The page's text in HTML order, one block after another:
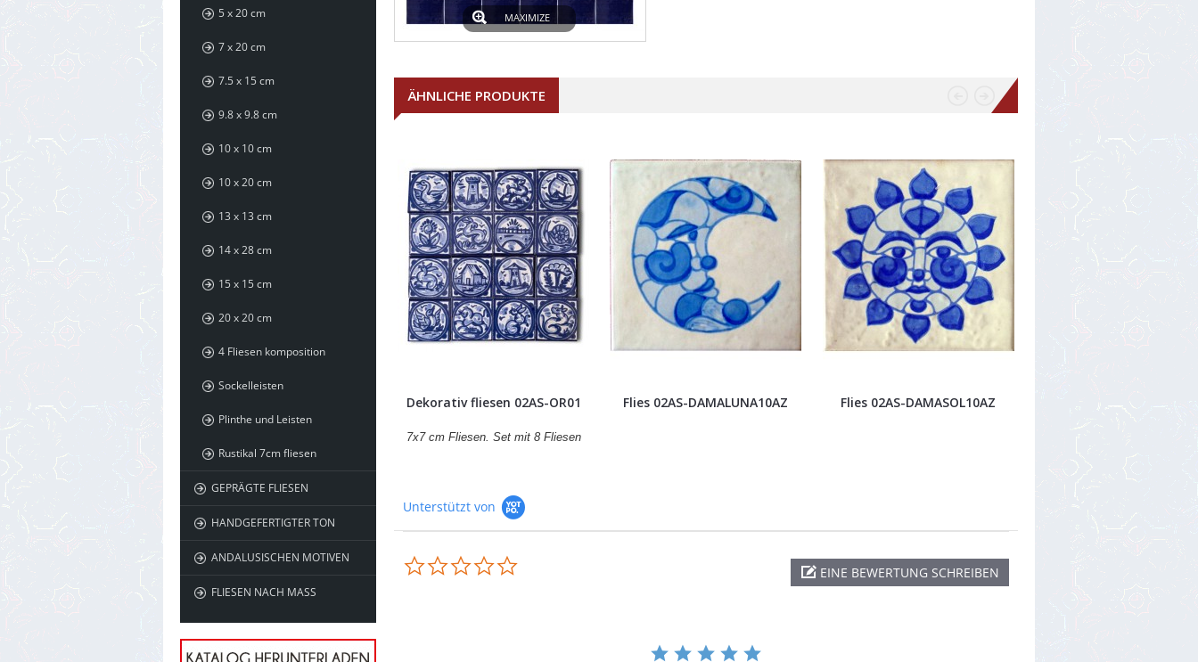
5 x 20 cm
7 x 20 cm
7.5 x 15 cm
9.8 x 9.8 cm
10 x 10 cm
10 x 20 cm
13 x 13 cm
14 x 28 cm
15 x 15 cm
20 x 20 cm
4 Fliesen komposition
Sockelleisten
Plinthe und Leisten
Rustikal 7cm fliesen
GEPRÄGTE FLIESEN
HANDGEFERTIGTER TON
ANDALUSISCHEN MOTIVEN
FLIESEN NACH MASS
MAXIMIZE
ÄHNLICHE PRODUKTE
Dekorativ fliesen 02AS-OR01
7x7 cm Fliesen. Set mit 8 Fliesen
Flies 02AS-DAMALUNA10AZ Flies 02AS-DAMASOL10AZ
Unterstützt von
EINE BEWERTUNG SCHREIBEN